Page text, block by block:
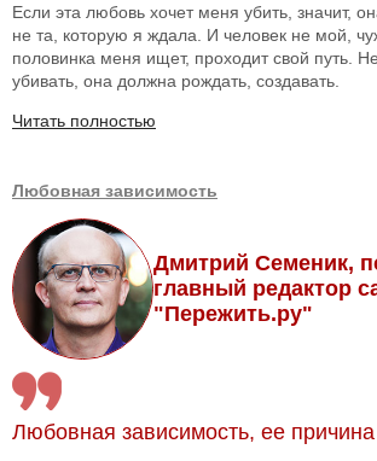
Если эта любовь хочет меня убить, значит,
не та, которую я ждала. И человек не мой,
половинка меня ищет, проходит свой путь.
убивать, она должна рождать, создавать.
Читать полностью
Любовная зависимость
Дмитрий Семеник,
главный редактор
"Пережить.ру"
Любовная зависимость, ее